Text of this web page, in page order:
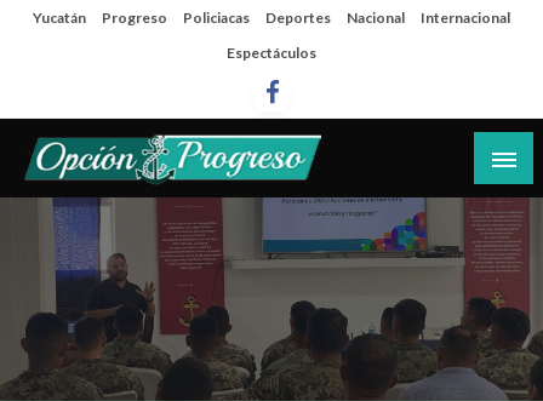
SaltaYucatán Progreso Policiacas Deportes Nacional
Internacional
Espectáculos
Opción Progreso
Las noticias del día a día del puerto